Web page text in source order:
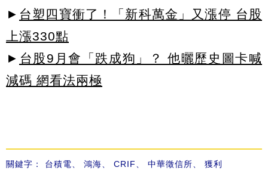
► 台塑四寶衝了！「新科萬金」又漲停 台股
上漲330點
► 台股9月會「跌成狗」？ 他曬歷史圖卡喊
減碼 網看法兩極
關鍵字： 台積電、 鴻海、 CRIF、 中華徵信所、 獲利